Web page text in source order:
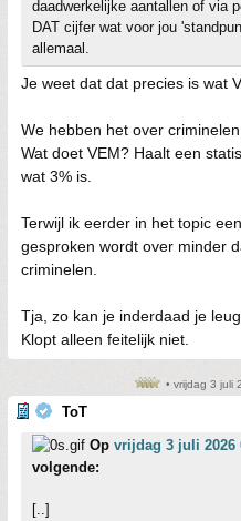
daadwerkelijke aantallen of via
DAT cijfer wat voor jou
allemaal.
Je weet dat dat precies is wat
We hebben het over
Wat doet VEM? Haalt een
wat 3% is.
Terwijl ik eerder in het topic
gesproken wordt over minder
criminelen.
Tja, zo kan je inderdaad je
Klopt alleen feitelijk niet.
• vrijdag 3 juli
ToT
Op vrijdag 3 juli 2026
volgende:
[..]